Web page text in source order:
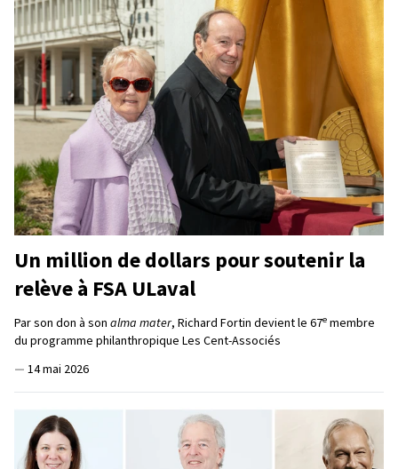
Un million de dollars pour soutenir la
relève à FSA ULaval
Par son don à son alma mater, Richard Fortin devient le 67e membre
du programme philanthropique Les Cent-Associés
— 14 mai 2026